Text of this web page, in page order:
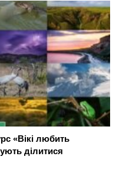
«Вікі любить
ділитися